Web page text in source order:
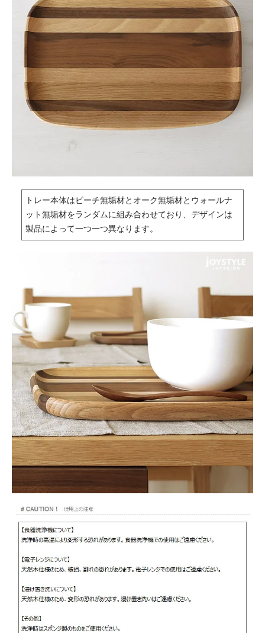
トレー本体はビーチ無垢材とオーク無垢材とウォールナ
ット無垢材をランダムに組み合わせており、デザインは
製品によって一つ一つ異なります。